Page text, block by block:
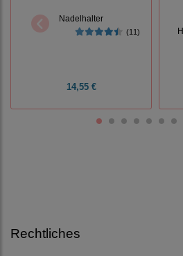
Nadelhalter
(11)
14,55 €
Rechtliches